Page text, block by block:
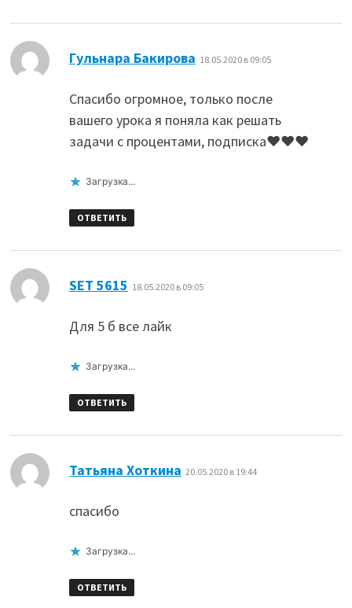
Гульнара Бакирова 18.05.2020 в 09:05
Спасибо огромное, только после
вашего урока я поняла как решать
задачи с процентами, подписка❤️❤️❤️
Загрузка...
ОТВЕТИТЬ
SET 5615 18.05.2020 в 09:05
Для 5 б все лайк
Загрузка...
ОТВЕТИТЬ
Татьяна Хоткина 20.05.2020 в 19:44
спасибо
Загрузка...
ОТВЕТИТЬ